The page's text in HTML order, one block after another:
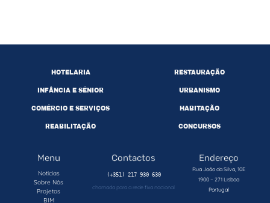
HOTELARIA
INFÂNCIA E SÉNIOR
RESTAURAÇÃO
URBANISMO
COMÉRCIO E SERVIÇOS
REABILITAÇÃO
HABITAÇÃO
CONCURSOS
Menu
Noticias
Sobre Nós
Projetos
BIM
Contactos
(+351) 217 930 630
chamada para a rede fixa nacional
Endereço
Rua João da Silva, 10E
1900 – 271 Lisboa
Portugal